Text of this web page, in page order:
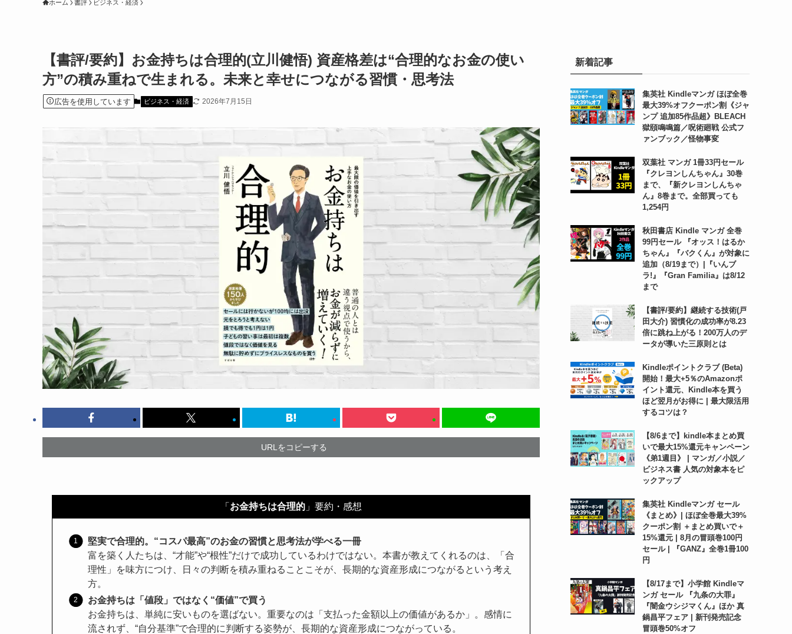
ホーム 書評 ビジネス・経済
【書評/要約】お金持ちは合理的(立川健悟) 資産格差は“合理的なお金の使い
方”の積み重ねで生まれる。未来と幸せにつながる習慣・思考法
広告を使用しています ビジネス・経済 2026年7月15日
URLをコピーする
「 お金持ちは合理的 」要約・感想
堅実で合理的。“コスパ最高”のお金の習慣と思考法が学べる一冊
富を築く人たちは、“才能”や“根性”だけで成功しているわけではない。本書が教えてくれるのは、「合
理性」を味方につけ、日々の判断を積み重ねることこそが、長期的な資産形成につながるという考え
方。
お金持ちは「値段」ではなく“価値”で買う
お金持ちは、単純に安いものを選ばない。重要なのは「支払った金額以上の価値があるか」。感情に
流されず、“自分基準”で合理的に判断する姿勢が、長期的な資産形成につながっている。
新着記事
集英社 Kindleマンガ ほぼ全巻
最大39%オフクーポン割《ジャ
ンプ 追加85作品超》BLEACH
獄頤鳴鳴篇／呪術廻戦 公式フ
ァンブック／怪物事変
双葉社 マンガ 1冊33円セール
『クレヨンしんちゃん』30巻
まで、『新クレヨンしんちゃ
ん』8巻まで。全部買っても
1,254円
秋田書店 Kindle マンガ 全巻
99円セール 『オッス！はるか
ちゃん』『バクくん』が対象に
追加（8/19まで）|『いんブ
ラ!』『Gran Familia』は8/12
まで
【書評/要約】継続する技術(戸
田大介) 習慣化の成功率が8.23
倍に跳ね上がる！200万人のデ
ータが導いた三原則とは
Kindleポイントクラブ (Beta)
開始！最大+5％のAmazonポ
イント還元、Kindle本を買う
ほど翌月がお得に | 最大限活用
するコツは？
【8/6まで】kindle本まとめ買
いで最大15%還元キャンペーン
《弟1週目》 | マンガ／小説／
ビジネス書 人気の対象本をピ
ックアップ
集英社 Kindleマンガ セール
《まとめ》| ほぼ全巻最大39%
クーポン割 ＋まとめ買いで＋
15%還元 | 8月の冒頭巻100円
セール | 『GANZ』全巻1冊100
円
【8/17まで】小学館 Kindleマ
ンガ セール 『九条の大罪』
『闇金ウシジマくん』ほか 真
鍋昌平フェア | 新刊発売記念
冒頭巻50%オフ